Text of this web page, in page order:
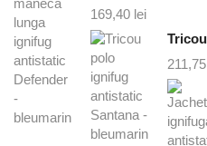
169,40 lei
211,75